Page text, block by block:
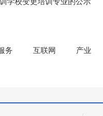
务 互联网 产业